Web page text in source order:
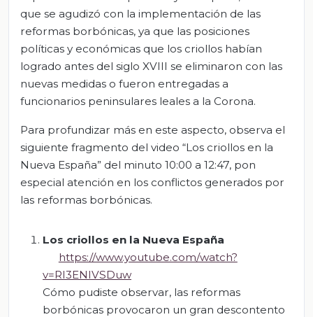
que se agudizó con la implementación de las
reformas borbónicas, ya que las posiciones
políticas y económicas que los criollos habían
logrado antes del siglo XVIII se eliminaron con las
nuevas medidas o fueron entregadas a
funcionarios peninsulares leales a la Corona.
Para profundizar más en este aspecto, observa el
siguiente fragmento del video “Los criollos en la
Nueva España” del minuto 10:00 a 12:47, pon
especial atención en los conflictos generados por
las reformas borbónicas.
Los criollos en la Nueva España
https://www.youtube.com/watch?
v=RI3ENIVSDuw
Cómo pudiste observar, las reformas
borbónicas provocaron un gran descontento